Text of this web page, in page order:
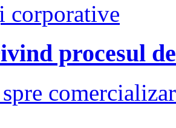
corporative
procesul